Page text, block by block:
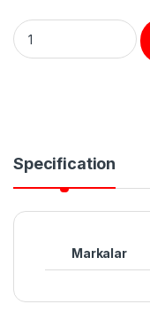
MB50 HB2 Hidrolik
Specification
Markalar